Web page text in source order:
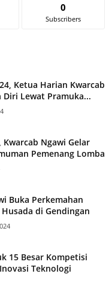
0
Subscribers
Ketua Harian Kwarcab
Diri Lewat Pramuka...
Ngawi Gelar
Pemenang Lomba
Buka Perkemahan
di Gendingan
15 Besar Kompetisi
Teknologi